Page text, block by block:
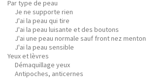
Par type de peau
Je ne supporte rien
J'ai la peau qui tire
J'ai la peau luisante et des boutons
J'ai une peau normale sauf front nez menton
J'ai la peau sensible
Yeux et lèvres
Démaquillage yeux
Antipoches, anticernes